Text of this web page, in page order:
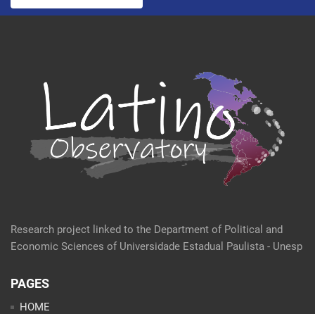
Research project linked to the Department of Political and
Economic Sciences of Universidade Estadual Paulista - Unesp
PAGES
HOME